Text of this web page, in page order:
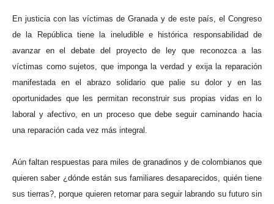
En justicia con las víctimas de Granada y de este país, el Congreso
de la República tiene la ineludible e histórica responsabilidad de
avanzar en el debate del proyecto de ley que reconozca a las
víctimas como sujetos, que imponga la verdad y exija la reparación
manifestada en el abrazo solidario que palie su dolor y en las
oportunidades que les permitan reconstruir sus propias vidas en lo
laboral y afectivo, en un proceso que debe seguir caminando hacia
una reparación cada vez más integral.
Aún faltan respuestas para miles de granadinos y de colombianos que
quieren saber ¿dónde están sus familiares desaparecidos, quién tiene
sus tierras?, porque quieren retornar para seguir labrando su futuro sin